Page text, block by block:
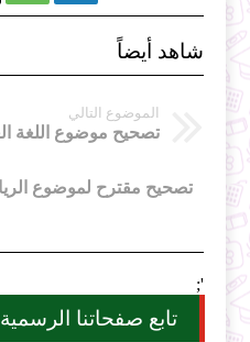
شاهد أيضاً
الموضوع التالي
';
تابع صفحاتنا الرسمية